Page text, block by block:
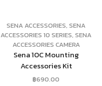
SENA ACCESSORIES, SENA
ACCESSORIES 10 SERIES, SENA
ACCESSORIES CAMERA
Sena 10C Mounting
Accessories Kit
฿690.00